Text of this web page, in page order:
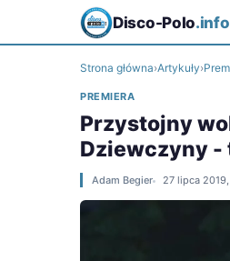
Disco-Polo.info
Strona główna›Artykuły›
PREMIERA
Przystojny
Dziewczyny -
Adam Begier 27 lipca